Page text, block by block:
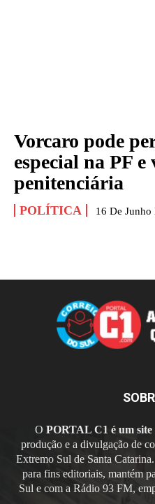
Vorcaro pode
especial na PF e
penitenciária
POLÍTICA 16 De Junho
O PORTAL C1 é um site
produção e a divulgação de
Extremo Sul de Santa
para fins editoriais, mantém
Sul e com a Rádio 93 FM,